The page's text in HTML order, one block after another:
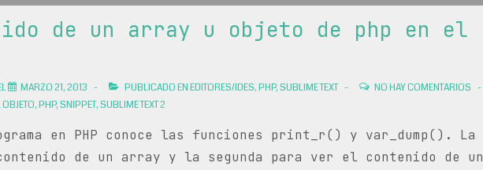
de un array u objeto de php en el
MARZO 21, 2013 PUBLICADO ENEDITORES/IDES,PHP,SUBLIME TEXT
NO HAY COMENTARIOS
OBJETO,PHP,SNIPPET,SUBLIME TEXT 2
en PHP conoce las funciones print_r() y var_dump(). La
de un array y la segunda para ver el contenido de un